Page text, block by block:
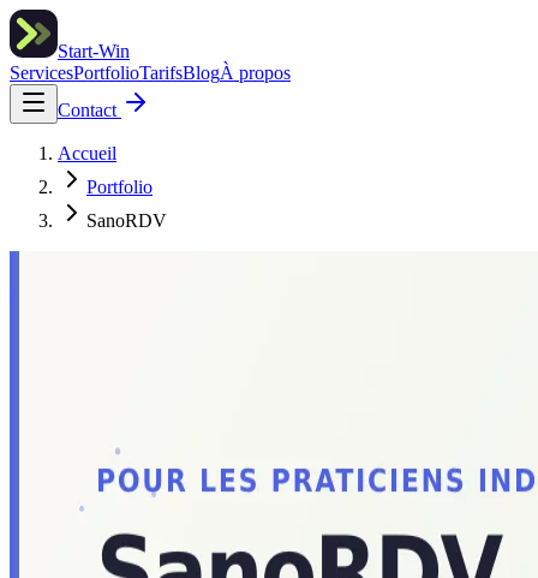
Start-Win
ServicesPortfolioTarifsBlogÀ propos
Contact
Accueil
Portfolio
SanoRDV